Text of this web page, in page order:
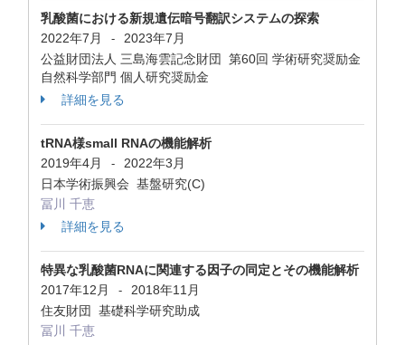
乳酸菌における新規遺伝暗号翻訳システムの探索
2022年7月
-
2023年7月
公益財団法人 三島海雲記念財団 第60回 学術研究奨励金
自然科学部門 個人研究奨励金
詳細を見る
tRNA様small RNAの機能解析
2019年4月
-
2022年3月
日本学術振興会 基盤研究(C)
冨川 千恵
詳細を見る
特異な乳酸菌RNAに関連する因子の同定とその機能解析
2017年12月
-
2018年11月
住友財団 基礎科学研究助成
冨川 千恵